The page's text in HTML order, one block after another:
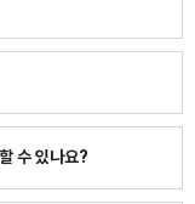
수 있나요?